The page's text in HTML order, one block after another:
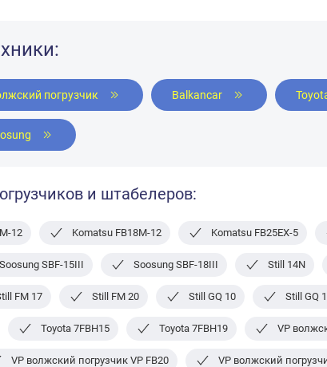
погрузчик Balkancar
и штабелеров:
12 Komatsu FB18M-12 Komatsu FB25EX-5
Soosung SBF-15III Soosung SBF-18III Still 14N
FM 17 Still FM 20 Still GQ 10 Still GQ
Toyota 7FBH15 Toyota 7FBH19 VP
VP волжский погрузчик VP FB20 VP волжский